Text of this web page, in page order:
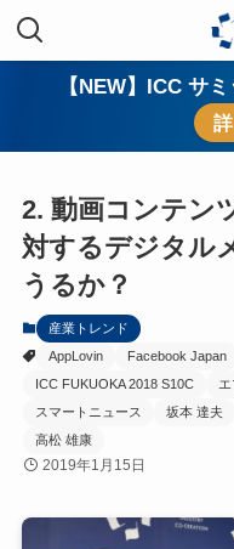
【NEW】ICC サ
2. 動画コンテン
対するデジタル
うるか？
産業トレンド
AppLovin
Facebook Japan
ICC FUKUOKA 2018 S10C
スマートニュース
坂本 達夫
高松 雄康
2019年1月15日